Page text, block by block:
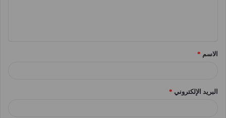
*الاسم *
البريد الإلكتروني *